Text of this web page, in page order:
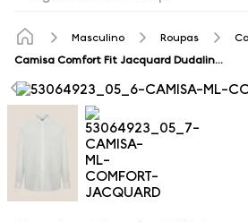
Masculino Roupas
Camisa Comfort Fit Jacquard Dudalina Masculina